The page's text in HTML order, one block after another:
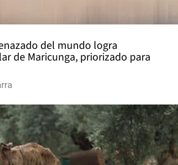
del mundo logra
de Maricunga, priorizado para